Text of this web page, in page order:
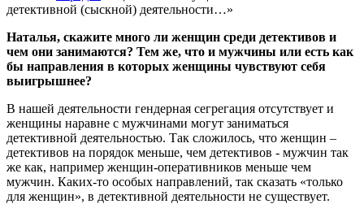
детективной (сыскной) деятельности…»
Наталья, скажите много ли женщин среди детективов и
чем они занимаются? Тем же, что и мужчины или есть как
бы направления в которых женщины чувствуют себя
выигрышнее?
В нашей деятельности гендерная сегрегация отсутствует и
женщины наравне с мужчинами могут заниматься
детективной деятельностью. Так сложилось, что женщин –
детективов на порядок меньше, чем детективов - мужчин так
же как, например женщин-оперативников меньше чем
мужчин. Каких-то особых направлений, так сказать «только
для женщин», в детективной деятельности не существует.